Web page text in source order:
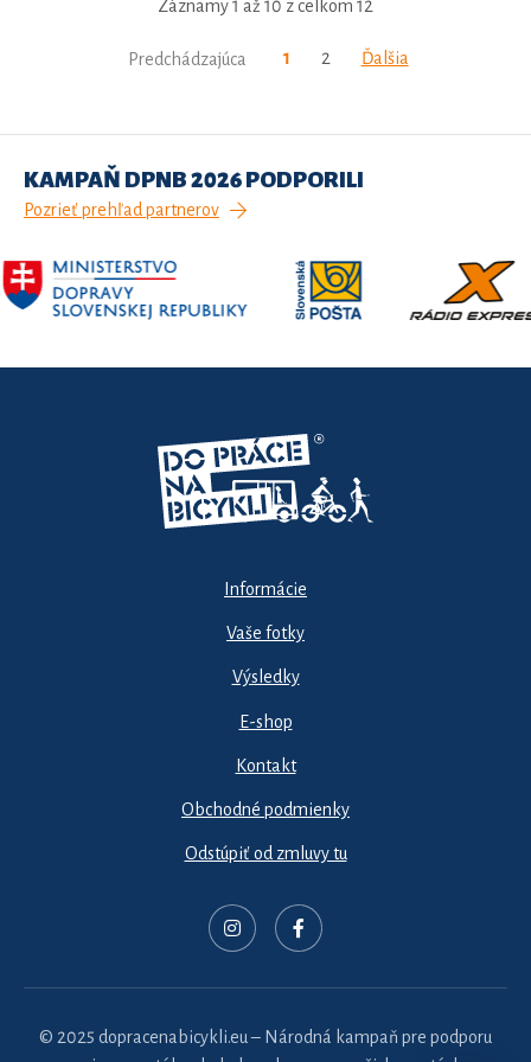
Záznamy 1 až 10 z celkom 12
Predchádzajúca 1 2 Ďalšia
KAMPAŇ DPNB 2026 PODPORILI
Pozrieť prehľad partnerov
Informácie
Vaše fotky
Výsledky
E-shop
Kontakt
Obchodné podmienky
Odstúpiť od zmluvy tu
© 2025 dopracenabicykli.eu – Národná kampaň pre podporu